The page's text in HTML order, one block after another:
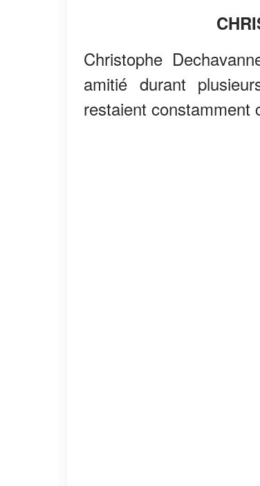
Christophe
amitié durant
restaient constamment